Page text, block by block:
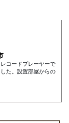
コードプレーヤーで
た。設置部屋からの